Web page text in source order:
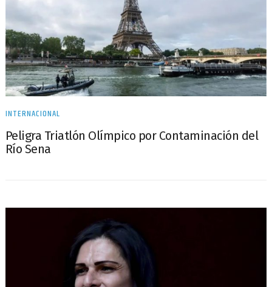
INTERNACIONAL
Peligra Triatlón Olímpico por Contaminación del
Río Sena